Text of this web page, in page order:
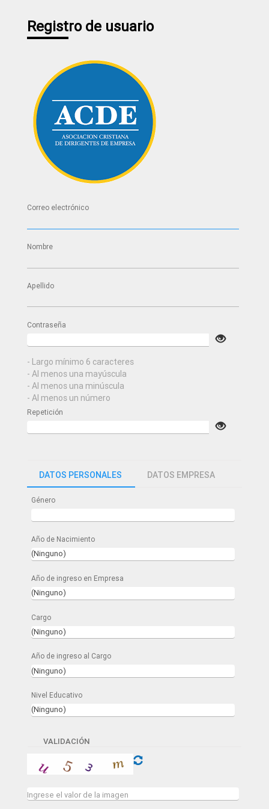
Registro de usuario
Correo electrónico
Nombre
Apellido
Contraseña
- Largo mínimo 6 caracteres
- Al menos una mayúscula
- Al menos una minúscula
- Al menos un número
Repetición
DATOS PERSONALES DATOS EMPRESA
Género
Año de Nacimiento
Año de ingreso en Empresa
Cargo
Año de ingreso al Cargo
Nivel Educativo
VALIDACIÓN